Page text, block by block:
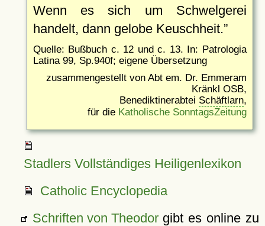
Wenn es sich um Schwelgerei
handelt, dann gelobe Keuschheit.
Quelle: Bußbuch c. 12 und c. 13. In: Patrologia
Latina 99, Sp.940f; eigene Übersetzung
zusammengestellt von Abt em. Dr. Emmeram
Kränkl OSB,
Benediktinerabtei Schäftlarn,
für die Katholische SonntagsZeitung
Stadlers Vollständiges Heiligenlexikon
Catholic Encyclopedia
Schriften von Theodorgibt es online zu